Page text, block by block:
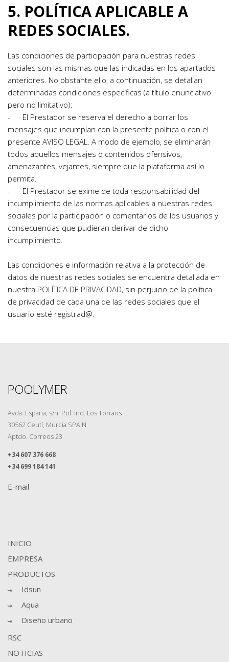
5. POLÍTICA APLICABLE A
REDES SOCIALES.
Las condiciones de participación para nuestras redes
sociales son las mismas que las indicadas en los apartados
anteriores. No obstante ello, a continuación, se detallan
determinadas condiciones específicas (a título enunciativo
pero no limitativo):
-      El Prestador se reserva el derecho a borrar los
mensajes que incumplan con la presente política o con el
presente AVISO LEGAL. A modo de ejemplo, se eliminarán
todos aquellos mensajes o contenidos ofensivos,
amenazantes, vejantes, siempre que la plataforma así lo
permita.
-      El Prestador se exime de toda responsabilidad del
incumplimiento de las normas aplicables a nuestras redes
sociales por la participación o comentarios de los usuarios y
consecuencias que pudieran derivar de dicho
incumplimiento.
Las condiciones e información relativa a la protección de
datos de nuestras redes sociales se encuentra detallada en
nuestra POLÍTICA DE PRIVACIDAD, sin perjuicio de la política
de privacidad de cada una de las redes sociales que el
usuario esté registrad@.
POOLYMER
Avda. España, s/n. Pol. Ind. Los Torraos
30562 Ceutí, Murcia SPAIN
Aptdo. Correos 23
+34 607 376 668
+34 699 184 141
E-mail
INICIO
EMPRESA
PRODUCTOS
Idsun
Aqua
Diseño urbano
RSC
NOTICIAS